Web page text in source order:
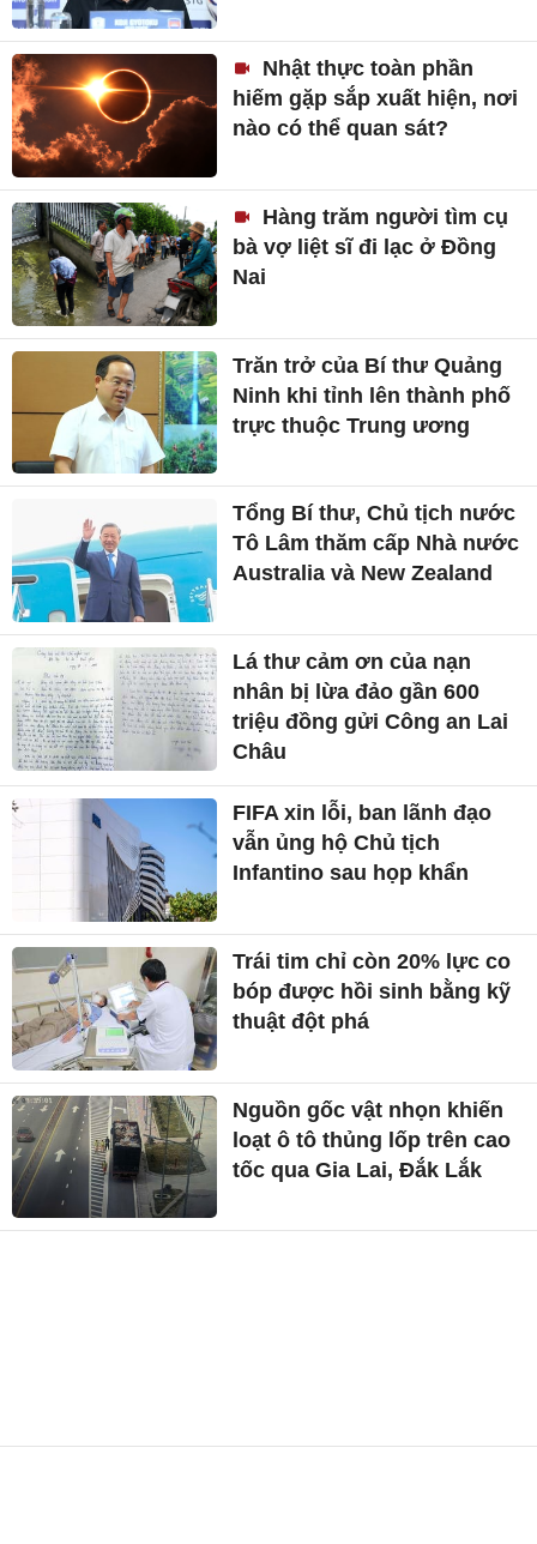
Nhật thực toàn phần
hiếm gặp sắp xuất hiện, nơi
nào có thể quan sát?
Hàng trăm người tìm cụ
bà vợ liệt sĩ đi lạc ở Đồng
Nai
Trăn trở của Bí thư Quảng
Ninh khi tỉnh lên thành phố
trực thuộc Trung ương
Tổng Bí thư, Chủ tịch nước
Tô Lâm thăm cấp Nhà nước
Australia và New Zealand
Lá thư cảm ơn của nạn
nhân bị lừa đảo gần 600
triệu đồng gửi Công an Lai
Châu
FIFA xin lỗi, ban lãnh đạo
vẫn ủng hộ Chủ tịch
Infantino sau họp khẩn
Trái tim chỉ còn 20% lực co
bóp được hồi sinh bằng kỹ
thuật đột phá
Nguồn gốc vật nhọn khiến
loạt ô tô thủng lốp trên cao
tốc qua Gia Lai, Đắk Lắk